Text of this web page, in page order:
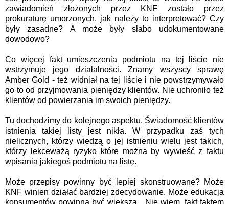
zawiadomień złożonych przez KNF zostało przez
prokuraturę umorzonych. jak należy to interpretować? Czy
były zasadne? A może były słabo udokumentowane
dowodowo?
Co więcej fakt umieszczenia podmiotu na tej liście nie
wstrzymuje jego działalności. Znamy wszyscy sprawę
Amber Gold - też widniał na tej liście i nie powstrzymywało
go to od przyjmowania pieniędzy klientów. Nie uchroniło też
klientów od powierzania im swoich pieniędzy.
Tu dochodzimy do kolejnego aspektu. Świadomość klientów
istnienia takiej listy jest nikła. W przypadku zaś tych
nielicznych, którzy wiedzą o jej istnieniu wielu jest takich,
którzy lekceważą ryzyko które można by wywieść z faktu
wpisania jakiegoś podmiotu na listę.
Może przepisy powinny być lepiej skonstruowane? Może
KNF winien działać bardziej zdecydowanie. Może edukacja
konsumentów powinna być większa... Nie wiem, fakt faktem